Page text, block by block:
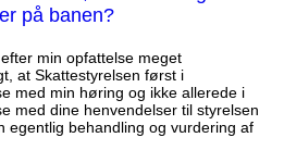
på banen?
min opfattelse meget
at Skattestyrelsen først i
med min høring og ikke allerede i
med dine henvendelser til styrelsen
egentlig behandling og vurdering af